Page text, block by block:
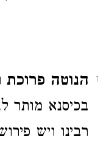
1 הנוטה פרוכת
בכיסנא מותר
רבינו ויש